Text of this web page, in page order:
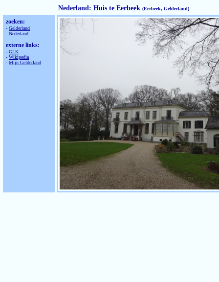
Nederland: Huis te Eerbeek (Eerbeek, Gelderland)
zoeken:
- Gelderland
- Nederland
externe links:
- GLK
- Wikipedia
- Mijn Gelderland